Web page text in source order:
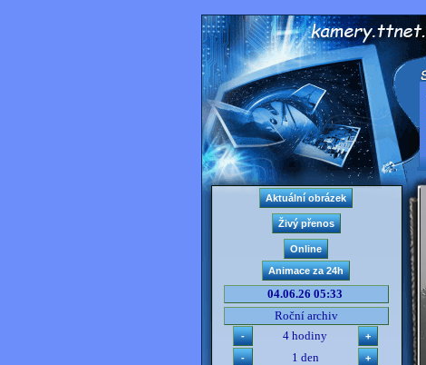
04.06.26 05:33
Roční archiv
4 hodiny
1 den